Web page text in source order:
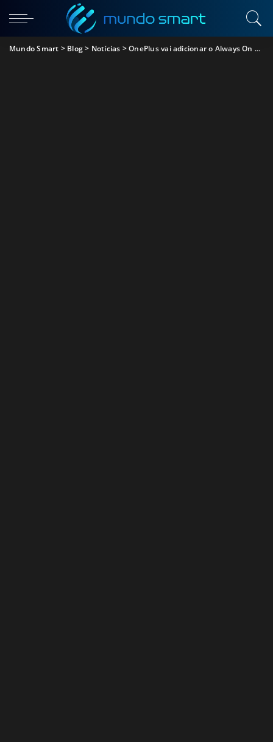
Mundo Smart > Blog> Notícias >OnePlus vai adicionar o Always On Display ao seu sistema Oxygen OS